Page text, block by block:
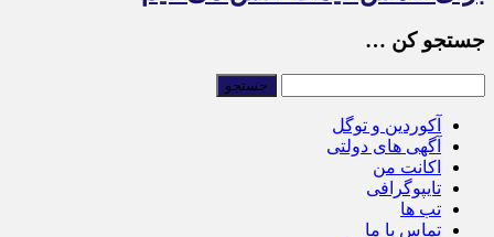
جستجو کن …
آکوردین و توگل
آگهی های دولتی
اکانت من
تایپوگرافی
تب ها
تماس با ما